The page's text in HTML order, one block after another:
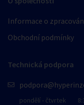
Informace o
Obchodní podmínky
Technická podpora
pondělí - čtvrtek